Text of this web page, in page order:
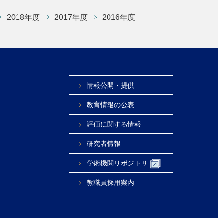
2018年度 2017年度 2016年度
情報公開・提供
教育情報の公表
評価に関する情報
研究者情報
学術機関リポジトリ
教職員採用案内